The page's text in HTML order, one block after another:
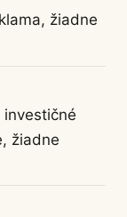
žiadne
žiadne